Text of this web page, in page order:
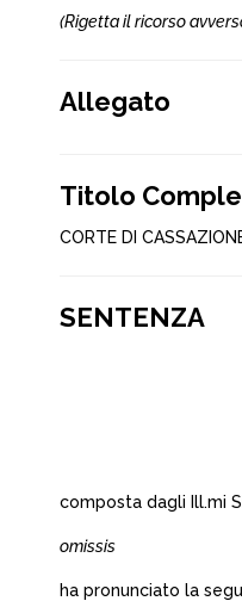
(Rigetta il ricorso
Allegato
Titolo
CORTE DI
SENTENZA
composta dagli Ill.mi
omissis
ha pronunciato la